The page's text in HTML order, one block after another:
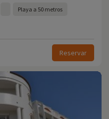
Playa a 50 metros
Reservar